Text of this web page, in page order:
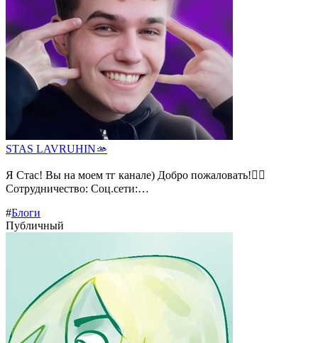
STAS LAVRUHIN🫴
Я Стас! Вы на моем тг канале) Добро пожаловать!❤️‍🔥
Сотрудничество: Соц.сети:…
#Блоги
Публичный